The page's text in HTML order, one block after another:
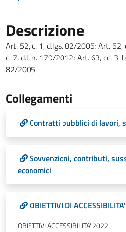
Descrizione
Art. 52, c. 1, d.lgs. 82/2005; Art.
c. 7, d.l. n. 179/2012; Art. 63, cc. 3-
82/2005
Collegamenti
Contratti pubblici di lavori,
Sovvenzioni, contributi,
economici
OBIETTIVI DI
OBIETTIVI ACCESSIBILITA' 2022